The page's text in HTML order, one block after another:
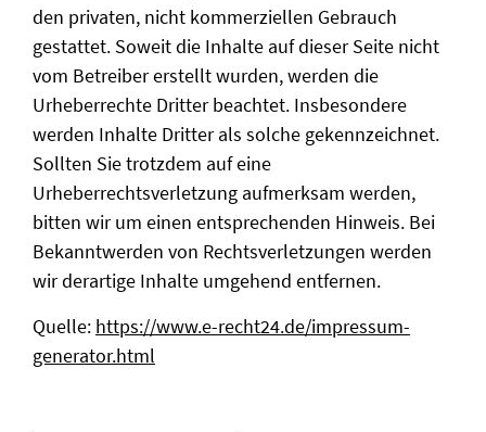
den privaten, nicht kommerziellen Gebrauch
gestattet. Soweit die Inhalte auf dieser Seite nicht
vom Betreiber erstellt wurden, werden die
Urheberrechte Dritter beachtet. Insbesondere
werden Inhalte Dritter als solche gekennzeichnet.
Sollten Sie trotzdem auf eine
Urheberrechtsverletzung aufmerksam werden,
bitten wir um einen entsprechenden Hinweis. Bei
Bekanntwerden von Rechtsverletzungen werden
wir derartige Inhalte umgehend entfernen.
Quelle: https://www.e-recht24.de/impressum-
generator.html